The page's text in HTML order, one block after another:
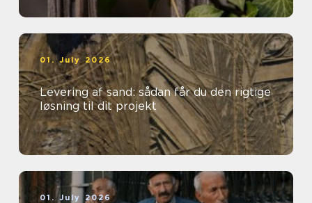
01. July 2026
Levering af sand: sådan får du den rigtige
løsning til dit projekt
01. July 2026